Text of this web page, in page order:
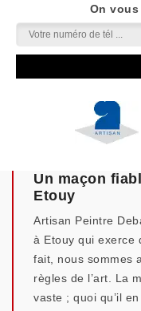
On
Un maçon
Etouy
Artisan Peintre
à Etouy qui exerce
fait, nous sommes
règles de l’art. La
vaste ; quoi qu’il